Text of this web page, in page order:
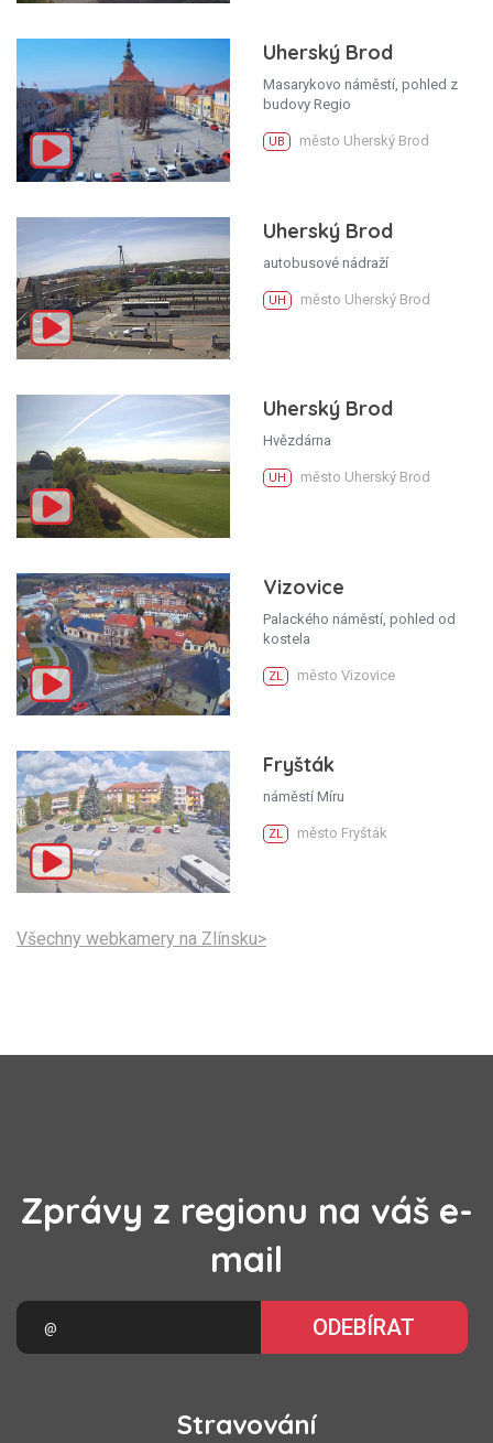
Uherský Brod
Masarykovo náměstí, pohled z
budovy Regio
UB město Uherský Brod
Uherský Brod
autobusové nádraží
UH město Uherský Brod
Uherský Brod
Hvězdárna
UH město Uherský Brod
Vizovice
Palackého náměstí, pohled od
kostela
ZL město Vizovice
Fryšták
náměstí Míru
ZL město Fryšták
Všechny webkamery na Zlínsku>
Zprávy z regionu na váš e-
mail
ODEBÍRAT
Stravování